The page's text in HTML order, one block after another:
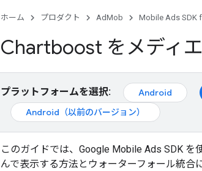
ホーム プロダクト AdMob Mobile Ads SDK
Chartboost をメディ
プラットフォームを選択: Android
Android（以前のバージョン）
このガイドでは、 Google Mobile Ads SDK を
んで表示する方法とウォーターフォール統